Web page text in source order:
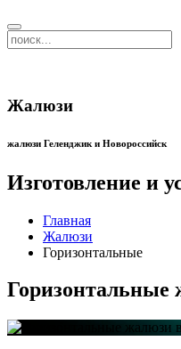
Жалюзи
жалюзи Геленджик и Новороссийск
Изготовление и
Главная
Жалюзи
Горизонтальные
Горизонтальные